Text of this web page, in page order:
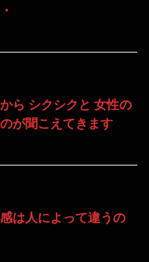
ら シクシクと 女性の
が聞こえてきます
は人によって違うの